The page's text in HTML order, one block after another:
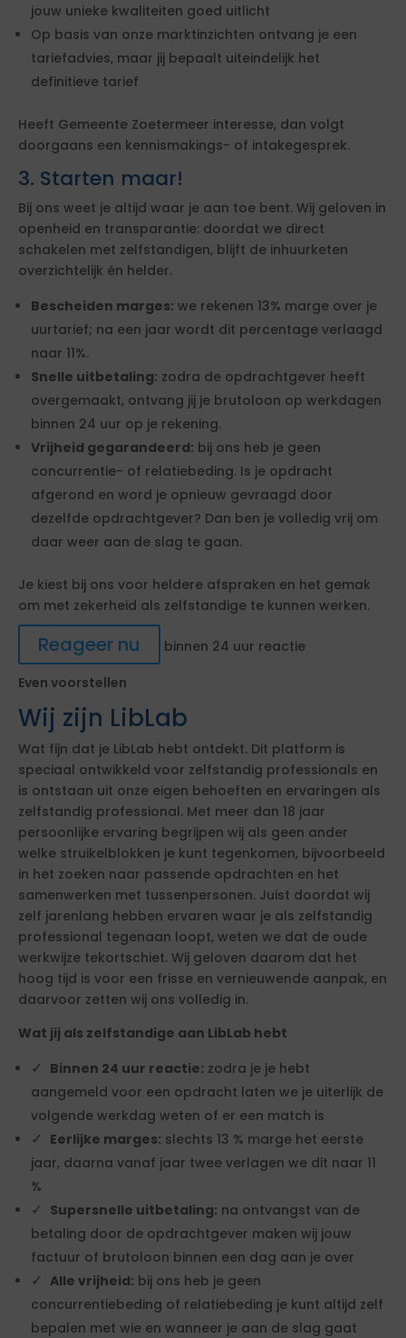
jouw unieke kwaliteiten goed uitlicht
Op basis van onze marktinzichten ontvang je een
tariefadvies, maar jij bepaalt uiteindelijk het
definitieve tarief
Heeft Gemeente Zoetermeer interesse, dan volgt
doorgaans een kennismakings- of intakegesprek.
3. Starten maar!
Bij ons weet je altijd waar je aan toe bent. Wij geloven in
openheid en transparantie: doordat we direct
schakelen met zelfstandigen, blijft de inhuurketen
overzichtelijk én helder.
Bescheiden marges: we rekenen 13% marge over je
uurtarief; na een jaar wordt dit percentage verlaagd
naar 11%.
Snelle uitbetaling: zodra de opdrachtgever heeft
overgemaakt, ontvang jij je brutoloon op werkdagen
binnen 24 uur op je rekening.
Vrijheid gegarandeerd: bij ons heb je geen
concurrentie- of relatiebeding. Is je opdracht
afgerond en word je opnieuw gevraagd door
dezelfde opdrachtgever? Dan ben je volledig vrij om
daar weer aan de slag te gaan.
Je kiest bij ons voor heldere afspraken en het gemak
om met zekerheid als zelfstandige te kunnen werken.
Reageer nu
binnen 24 uur reactie
Even voorstellen
Wij zijn LibLab
Wat fijn dat je LibLab hebt ontdekt. Dit platform is
speciaal ontwikkeld voor zelfstandig professionals en
is ontstaan uit onze eigen behoeften en ervaringen als
zelfstandig professional. Met meer dan 18 jaar
persoonlijke ervaring begrijpen wij als geen ander
welke struikelblokken je kunt tegenkomen, bijvoorbeeld
in het zoeken naar passende opdrachten en het
samenwerken met tussenpersonen. Juist doordat wij
zelf jarenlang hebben ervaren waar je als zelfstandig
professional tegenaan loopt, weten we dat de oude
werkwijze tekortschiet. Wij geloven daarom dat het
hoog tijd is voor een frisse en vernieuwende aanpak, en
daarvoor zetten wij ons volledig in.
Wat jij als zelfstandige aan LibLab hebt
Binnen 24 uur reactie: zodra je je hebt
aangemeld voor een opdracht laten we je uiterlijk de
volgende werkdag weten of er een match is
Eerlijke marges: slechts 13 % marge het eerste
jaar, daarna vanaf jaar twee verlagen we dit naar 11
%
Supersnelle uitbetaling: na ontvangst van de
betaling door de opdrachtgever maken wij jouw
factuur of brutoloon binnen een dag aan je over
Alle vrijheid: bij ons heb je geen
concurrentiebeding of relatiebeding je kunt altijd zelf
bepalen met wie en wanneer je aan de slag gaat